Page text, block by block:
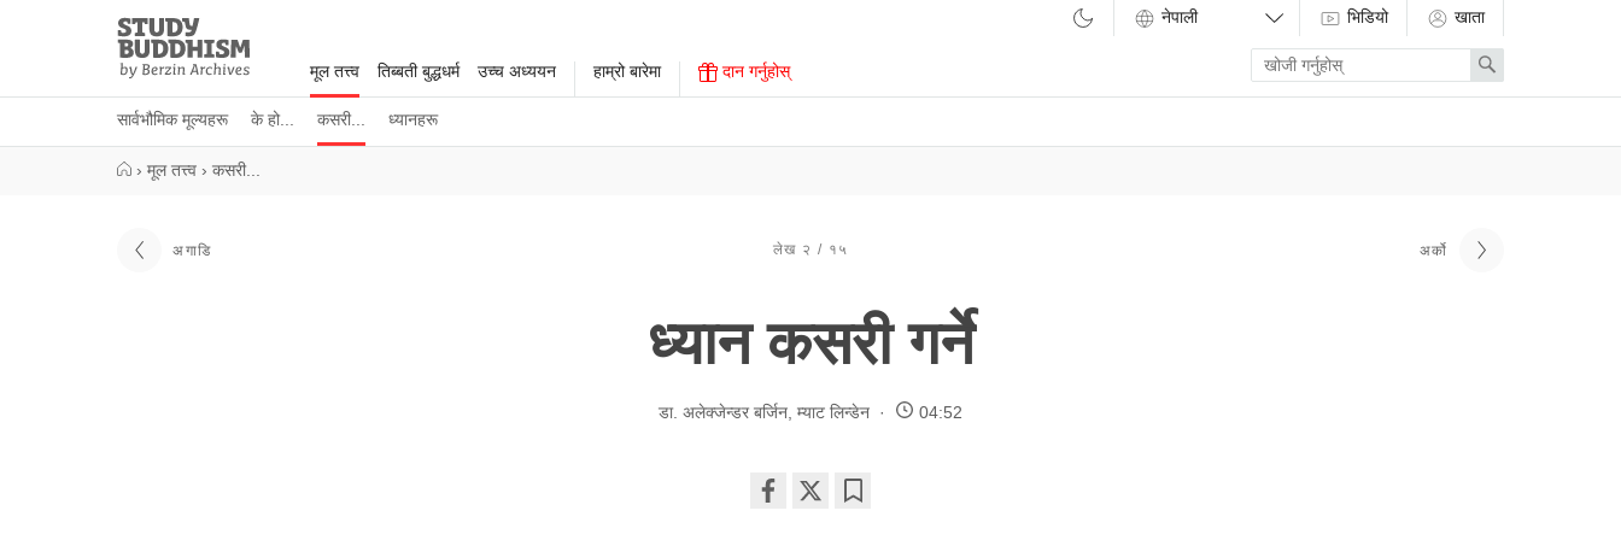
Study
Buddhism
Home
मूल तत्त्व
सार्वभौमिक मूल्यहरू के हो... कसरी... ध्यानहरू
तिब्बती बुद्धधर्म उच्च अध्ययन हाम्रो बारेमा दान गर्नुहोस्
भिडियो खाता
Enter
search
term
Search
› मूल तत्त्व › कसरी...
अगाडि लेख २ / १५ अर्को
ध्यान कसरी गर्ने
डा. अलेक्जेन्डर बर्जिन म्याट लिन्डेन 04:52